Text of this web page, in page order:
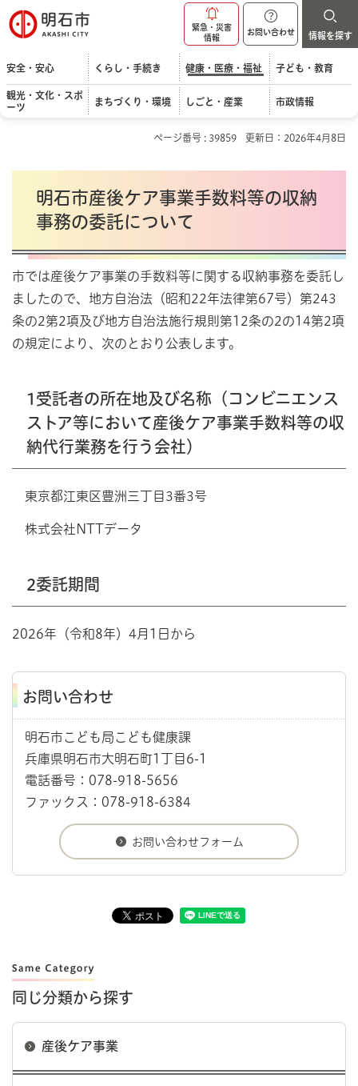
明石市
緊急・災害
情報
お問い合わせ 情報を探す
安全・安心 くらし・手続き 健康・医療・福祉 子ども・教育
観光・文化・スポ
ーツ
まちづくり・環境 しごと・産業 市政情報
ページ番号 : 39859 更新日：2026年4月8日
明石市産後ケア事業手数料等の収納
事務の委託について
市では産後ケア事業の手数料等に関する収納事務を委託し
ましたので、地方自治法（昭和22年法律第67号）第243
条の2第2項及び地方自治法施行規則第12条の2の14第2項
の規定により、次のとおり公表します。
1受託者の所在地及び名称（コンビニエンス
ストア等において産後ケア事業手数料等の収
納代行業務を行う会社）
東京都江東区豊洲三丁目3番3号
株式会社NTTデータ
2委託期間
2026年（令和8年）4月1日から
お問い合わせ
明石市こども局こども健康課
兵庫県明石市大明石町1丁目6-1
電話番号：078-918-5656
ファックス：078-918-6384
同じ分類から探す
産後ケア事業